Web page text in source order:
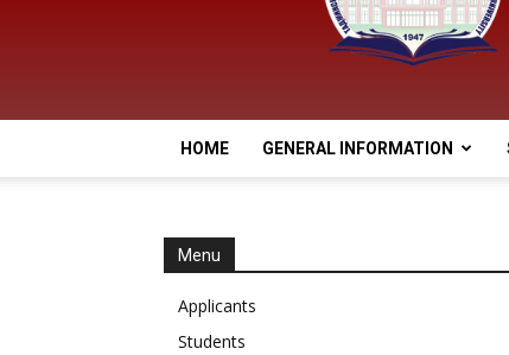
HOME GENERAL INFORMATION
Menu
Applicants
Students